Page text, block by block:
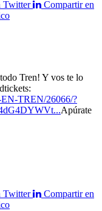
Twitter
Compartir en
Tren! Y vos te lo
EN-TREN/26066/?
Apúrate
Twitter
Compartir en